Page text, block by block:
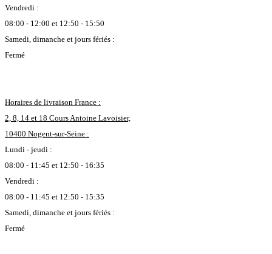
Vendredi :
08:00 - 12:00 et 12:50 - 15:50
Samedi, dimanche et jours fériés :
Fermé
Horaires de livraison France :
2, 8, 14 et 18 Cours Antoine Lavoisier,
10400 Nogent-sur-Seine :
Lundi - jeudi :
08:00 - 11:45 et 12:50 - 16:35
Vendredi :
08:00 - 11:45 et 12:50 - 15:35
Samedi, dimanche et jours fériés :
Fermé